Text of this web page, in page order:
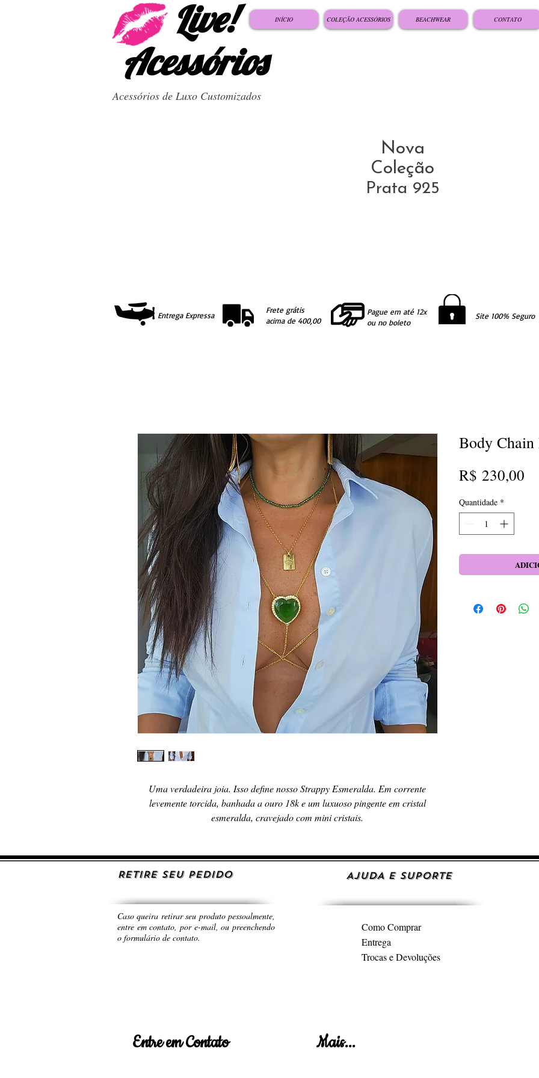
Live!
Acessórios
INÍCIO COLEÇÃO ACESSÓRIOS BEACHWEAR CONTATO
Acessórios de Luxo Customizados
Nova
Coleção
Prata 925
Entrega Expressa
Frete grátis
acima de 400,00
Pague em até 12x
ou no boleto
Site 100% Seguro
Uma verdadeira joia. Isso define nosso Strappy Esmeralda. Em corrente
levemente torcida, banhada a ouro 18k e um luxuoso pingente em cristal
esmeralda, cravejado com mini cristais.
Body Chain
R$ 230,00
Quantidade *
RETIRE SEU PEDIDO
Caso queira retirar seu produto pessoalmente,
entre em contato, por e-mail, ou preenchendo
o formulário de contato.
AJUDA E SUPORTE
Como Comprar
Entrega
Trocas e Devoluções
Entre em Contato Mais...